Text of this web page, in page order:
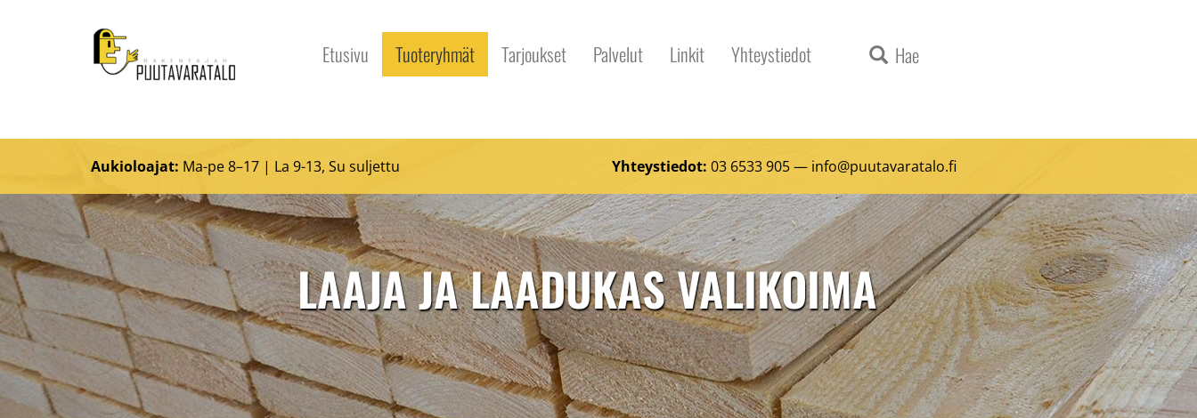
Etusivu Tuoteryhmät Tarjoukset Palvelut Linkit Yhteystiedot Hae
Aukioloajat: Ma-pe 8–17 | La 9-13, Su suljettu Yhteystiedot: 03 6533 905 — info@puutavaratalo.fi
LAAJA JA LAADUKAS VALIKOIMA